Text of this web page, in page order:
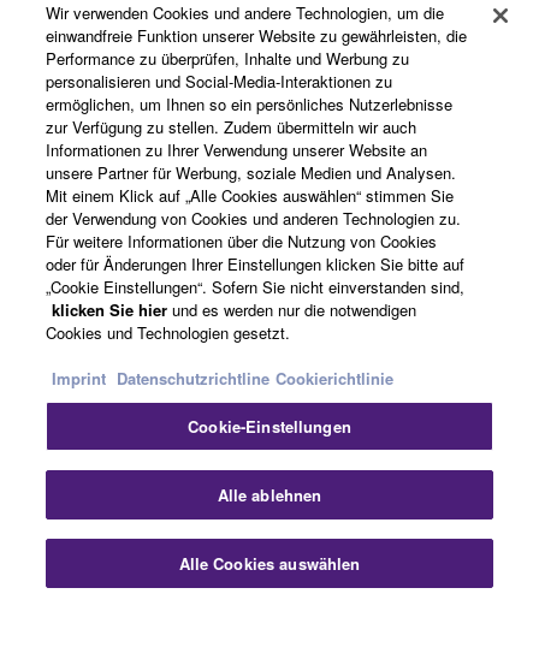
Downloads
Produkte und Lösungen
News
Über Yamaha
Deutschland - German
KontaktNutzungsbedingungen
Datenschutzerklärung
Cookierichtlinie
Wir verwenden Cookies und andere Technologien, um die
einwandfreie Funktion unserer Website zu gewährleisten, die
Performance zu überprüfen, Inhalte und Werbung zu
personalisieren und Social-Media-Interaktionen zu
ermöglichen, um Ihnen so ein persönliches Nutzerlebnisse
zur Verfügung zu stellen. Zudem übermitteln wir auch
Informationen zu Ihrer Verwendung unserer Website an
unsere Partner für Werbung, soziale Medien und Analysen.
Mit einem Klick auf „Alle Cookies auswählen“ stimmen Sie
der Verwendung von Cookies und anderen Technologien zu.
Für weitere Informationen über die Nutzung von Cookies
oder für Änderungen Ihrer Einstellungen klicken Sie bitte auf
„Cookie Einstellungen“. Sofern Sie nicht einverstanden sind,
klicken Sie hier und es werden nur die notwendigen
Cookies und Technologien gesetzt.
Imprint Datenschutzrichtline Cookierichtlinie
Cookie-Einstellungen
Alle ablehnen
Alle Cookies auswählen